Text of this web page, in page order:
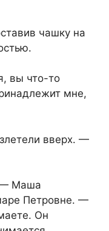
чашку на
вы что-то
мне,
вверх. —
— Маша
Петровне. —
Он